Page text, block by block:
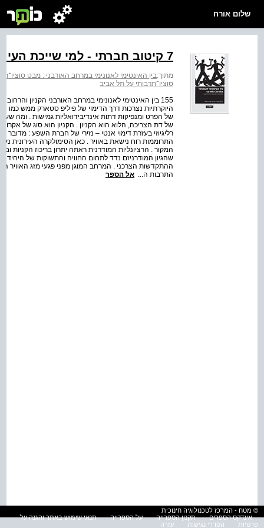
שלום אורח
7 קיטוב חברתי - למי שייכת העיר?
מתוך:בין האינטימי לאנונימי במרחב האורבני : מבט
סוציו־תרבותי על תל אביב
155 בין האינטימי לאנונימי במרחב האורבני הקניון
היוקרתיות נצרכות דרך הדימוי של פיליפ סטארק ממש כמו
של הפרט ומנפיקות דתות אינדיבידואליות גמישות . ומה
של דת הצריכה, הלוא הוא הקניון . הקניון הוא סוג של
רליגיוזי בעזרת דימוי אנטי – נזירי של חברת השפע :
התרוממות רוח נישאת באוויר . כאן הסימולקרה העירונית
המקור . הרציונליות המודרנית ראתה יתרון בריכוז הקניות
שהגיון המודרניזם נדד לתחום החוויה והתשוקות של היחיד
ההתקדשות הצרכני . המרחב המוגן מפני פגעי מזג האוויר
התרבות ה... אל הספר
© מטח - המרכז לטכנולוגיה חינוכית
אינדקס הספרים
תקנון הספרייה על הספרייה
תנאי שימוש באתר והגנה על
פרטיות
הסדרי נגישות עזרה